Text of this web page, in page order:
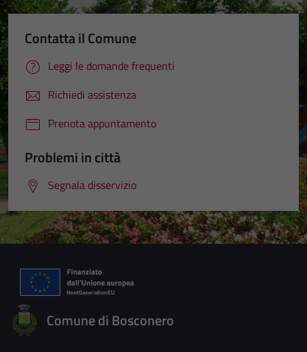
Contatta il Comune
Leggi le domande frequenti
Richiedi assistenza
Prenota appuntamento
Problemi in città
Segnala disservizio
Comune di Bosconero